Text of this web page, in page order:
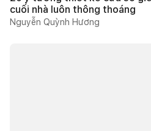
cuối nhà luôn thông thoáng
Nguyễn Quỳnh Hương